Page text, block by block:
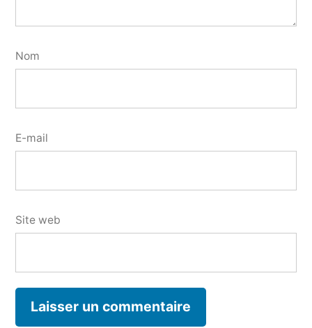
Nom
E-mail
Site web